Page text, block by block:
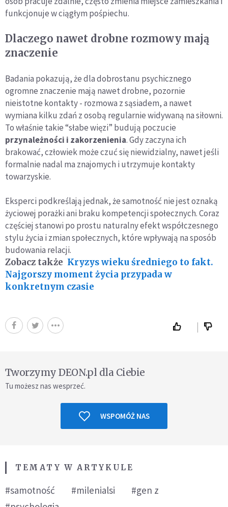
funkcjonuje w ciągłym pośpiechu.
Dlaczego nawet drobne rozmowy mają
znaczenie
Badania pokazują, że dla dobrostanu psychicznego
ogromne znaczenie mają nawet drobne, pozornie
nieistotne kontakty - rozmowa z sąsiadem, a nawet
wymiana kilku zdań z osobą regularnie widywaną na siłowni.
To właśnie takie “słabe więzi” budują poczucie
przynależności i zakorzenienia. Gdy zaczyna ich
brakować, człowiek może czuć się niewidzialny, nawet jeśli
formalnie nadal ma znajomych i utrzymuje kontakty
towarzyskie.
Eksperci podkreślają jednak, że samotność nie jest oznaką
życiowej porażki ani braku kompetencji społecznych. Coraz
częściej stanowi po prostu naturalny efekt współczesnego
stylu życia i zmian społecznych, które wpływają na sposób
budowania relacji.
Zobacz także Kryzys wieku średniego to fakt.
Najgorszy moment życia przypada w
konkretnym czasie
Tworzymy DEON.pl dla Ciebie
Tu możesz nas wesprzeć.
WSPOMÓŻ NAS
TEMATY W ARTYKULE
#samotność #milenialsi
#gen z